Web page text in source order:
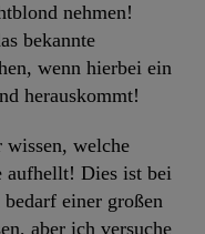
nehmen!
bekannte
wenn hierbei ein
herauskommt!
welche
aufhellt! Dies ist bei
einer großen
aber ich versuche